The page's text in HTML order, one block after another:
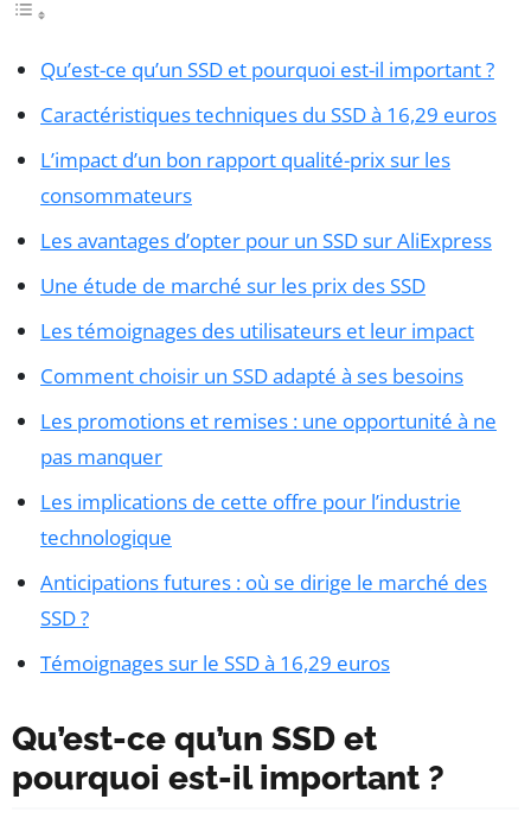
Qu’est-ce qu’un SSD et pourquoi est-il important ?
Caractéristiques techniques du SSD à 16,29 euros
L’impact d’un bon rapport qualité-prix sur les
consommateurs
Les avantages d’opter pour un SSD sur AliExpress
Une étude de marché sur les prix des SSD
Les témoignages des utilisateurs et leur impact
Comment choisir un SSD adapté à ses besoins
Les promotions et remises : une opportunité à ne
pas manquer
Les implications de cette offre pour l’industrie
technologique
Anticipations futures : où se dirige le marché des
SSD ?
Témoignages sur le SSD à 16,29 euros
Qu’est-ce qu’un SSD et
pourquoi est-il important ?